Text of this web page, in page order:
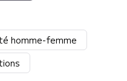
homme-femme